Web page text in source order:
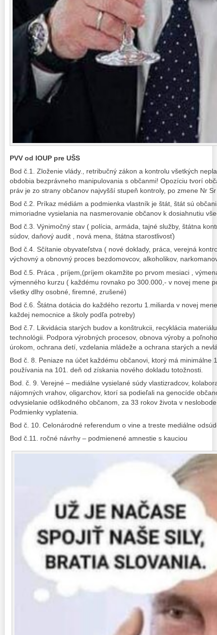
PVV od IOUP pre UŠS
Bod č.1. Zloženie vlády., retribučný zákon a kontrolu všetkých
obdobia bezprávneho manipulovania s občanmi! Opozíciu tvorí
práv je zo strany občanov najvyšší stupeň kontroly, po zmene Nr
Bod č.2. Príkaz médiám a podmienka vlastník je štát, štát sú
mimoriadne vysielania na nasmerovanie občanov k dosiahnutiu
Bod č.3. Výnimočný stav ( polícia, armáda, tajné služby, štátna
súdov, daňový audit , nová mena, štátna starostlivosť)
Bod č.4. Sčítanie obyvateľstva ( nové doklady, práca, verejná
výchovný a obnovný proces bezdomovcov, alkoholikov,
Bod č.5. Práca , príjem,(príjem okamžite po prvom mesiaci ,
výmenného kurzu ( každému rovnako po 300.000,- v novej mene
všetky dlhy osobné, firemné, zrušené)
Bod č.6. Štátna dotácia do každého rezortu 1.miliarda v novej
každej nemocnice a školy podľa potreby)
Bod č.7. Likvidácia starých budov a konštrukcii, recyklácia
technológii. Podpora výrobných procesov, obnova výroby a
úrokom, ochrana detí, vzdelania mládeže a ochrana starých a
Bod č. 8. Peniaze na účet každému občanovi, ktorý má minimálne
používania na 101. deň od získania nového dokladu totožnosti.
Bod. č. 9. Verejné – mediálne vysielané súdy vlastizradcov,
nájomných vrahov, oligarchov, ktorí sa podieľali na genocíde
odvysielanie odškodného občanom, za 33 rokov života v
Podmienky vyplatenia.
Bod č. 10. Celonárodné referendum o vine a treste mediálne
Bod č.11. ročné návrhy – podmienené amnestie s kauciou